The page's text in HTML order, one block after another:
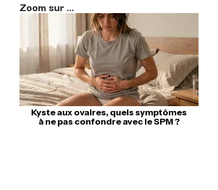
Zoom sur ...
Kyste aux ovaires, quels symptômes
à ne pas confondre avec le SPM ?